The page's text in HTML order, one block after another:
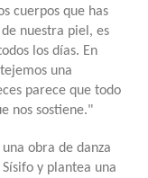
cuerpos que has
nuestra piel, es
los días. En
una
parece que todo
nos sostiene."
una obra de danza
y plantea una